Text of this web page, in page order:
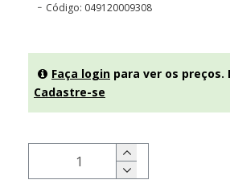
Código: 049120009308
Faça login para ver os preços.
Cadastre-se